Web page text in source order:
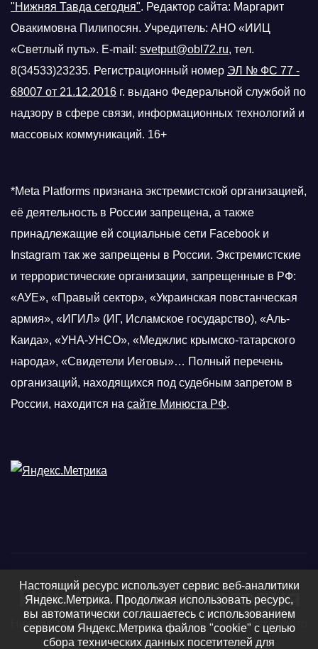
"Нижняя Тавда сегодня". Редактор сайта: Маргарит
Овакимовна Пилипосян. Учредитель: АНО «ИИЦ
«Светлый путь». E-mail: svetput@obl72.ru, тел.
8(34533)23235. Регистрационный номер ЭЛ № ФС 77 -
68007 от 21.12.2016 г. выдано Федеральной службой по
надзору в сфере связи, информационных технологий и
массовых коммуникаций. 16+
*Meta Platforms признана экстремистской организацией,
её деятельность в России запрещена, а также
принадлежащие ей социальные сети Facebook и
Instagram так же запрещены в России. Экстремистские
и террористические организации, запрещенные в РФ:
«АУЕ», «Правый сектор», «Украинская повстанческая
армия», «ИГИЛ» (ИГ, Исламское государство), «Аль-
Каида», «УНА-УНСО», «Меджлис крымско-татарского
народа», «Свидетели Иеговы»… Полный перечень
организаций, находящихся под судебным запретом в
России, находится на сайте Минюста РФ.
Нижняя Тавда сегодня
Нижняя Тавда, Нижнетавдинский район - новости, фото
и видео
Настоящий ресурс использует сервис веб-аналитики
Яндекс.Метрика. Продолжая использовать ресурс,
вы автоматически соглашаетесь с использованием
сервисом Яндекс.Метрика файлов "cookie" с целью
сбора технических данных посетителей для